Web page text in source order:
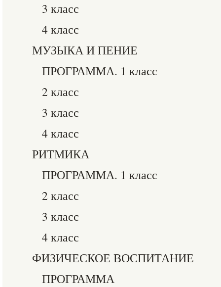
3 класс
4 класс
МУЗЫКА И ПЕНИЕ
ПРОГРАММА. 1 класс
2 класс
3 класс
4 класс
РИТМИКА
ПРОГРАММА. 1 класс
2 класс
3 класс
4 класс
ФИЗИЧЕСКОЕ ВОСПИТАНИЕ
ПРОГРАММА